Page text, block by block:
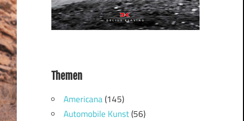
Themen
Americana(145)
Automobile Kunst(56)